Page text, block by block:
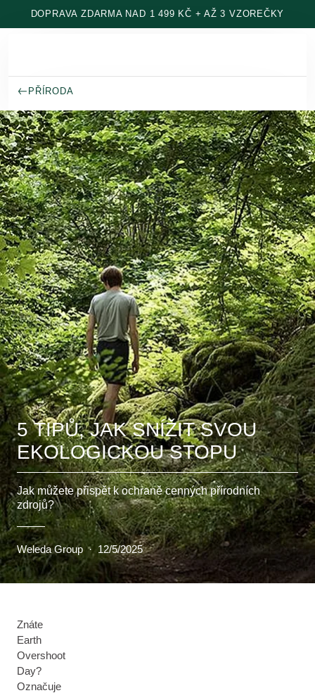
Přeskočit na hlavní obsah
DOPRAVA ZDARMA NAD 1 499 KČ + AŽ 3 VZOREČKY
PŘÍRODA
5 TIPŮ, JAK SNÍŽIT SVOU
EKOLOGICKOU STOPU
Jak můžete přispět k ochraně cenných přírodních
zdrojů?
Weleda Group · 12/5/2025
Znáte
Earth
Overshoot
Day?
Označuje